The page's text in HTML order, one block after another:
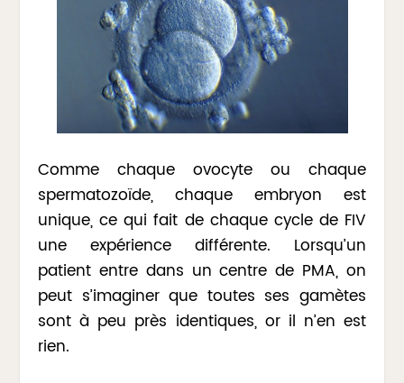
Comme chaque ovocyte ou chaque
spermatozoïde, chaque embryon est
unique, ce qui fait de chaque cycle de FIV
une expérience différente. Lorsqu’un
patient entre dans un centre de PMA, on
peut s’imaginer que toutes ses gamètes
sont à peu près identiques, or il n’en est
rien.